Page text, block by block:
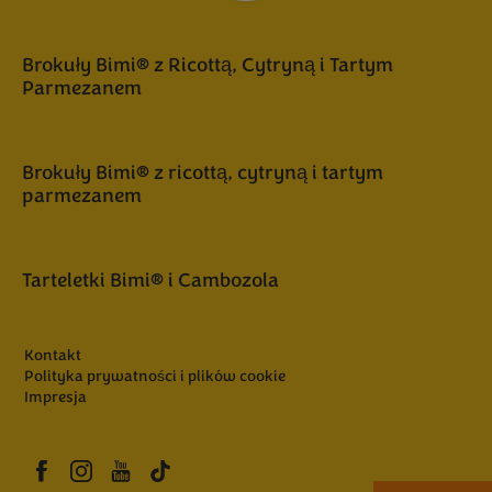
Brokuły Bimi® z Ricottą, Cytryną i Tartym
Parmezanem
Brokuły Bimi® z ricottą, cytryną i tartym
parmezanem
Tarteletki Bimi® i Cambozola
Kontakt
Polityka prywatności i plików cookie
Impresja